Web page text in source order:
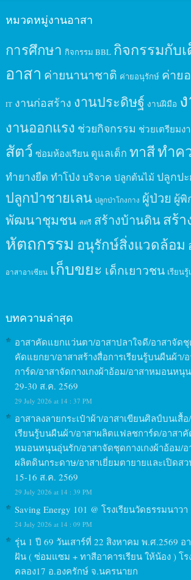
หมวดหมู่งานอาสา
การศึกษา กิจกรรม BBL กิจกรรมกับเ
อาสา ค่ายนานาชาติ ค่ายอนุรักษ์ ค่าย
IT งานก่อสร้าง งานประดิษฐ์ งานฝีมือ
งานออกแรง ช่วยกิจกรรม ช่วยเตรียมง
สัตว์ ซ่อมห้องเรียน ดูแลเด็ก ทาสีทำค
ทำยางยืด ทำโป่ง บริจาค ปลูกต้นไม้ ปลูกปะ
ปลูกป่าชายเลน ปลูกป่าโกงกาง ผู้ป่วย ผู้พิ
พัฒนาชุมชน สตรี สร้างบ้านดินสร้า
หัตถกรรม อนุรักษ์สิ่งแวดล้อม
อาสาอาเซียน เก็บขยะ เด็กเยาวชน เรียน
บทความล่าสุด
อาสาคัดแยกแว่นตา/อาสาปลาใจดี/อาสาจัด
คัดแยกยา/อาสาสร้างสื่อการเรียนรู้บนผืนผ้า/
การ์ด/อาสาจัดกางเกงผ้าอ้อม/อาสาหมอนหนุ
29-30 ส.ค. 2569
29 July 2026 at 14 : 37 PM
อาสาลงลายกระเป๋าผ้า/อาสาเขียนศิลป์บนเสื้
เรียนรู้บนผืนผ้า/อาสาผลิตแฟลชการ์ด/อาสา
หมอนหนุนอุ่นรัก/อาสาจัดชุดกางเกงผ้าอ้อม/
ผลิตดินกระดาษ/อาสาเยี่ยมตายายและเปิดส
15-16 ส.ค. 2569
29 July 2026 at 14 : 39 PM
Saving Energy 101 @ โรงเรียนวัดธรรมนาวา
24 July 2026 at 14 : 09 PM
รุ่น 1 ปี 69 วันเสาร์ที่ 22 สิงหาคม พ.ศ.2569
ฝัน ( ซ่อมแซม + ทาสีอาคารเรียน ให้น้อง ) โร
คลอง17 อ.องครักษ์ จ.นครนายก